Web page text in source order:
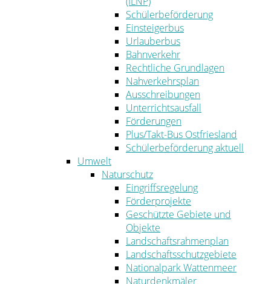
Schülerbeförderung
Einsteigerbus
Urlauberbus
Bahnverkehr
Rechtliche Grundlagen
Nahverkehrsplan
Ausschreibungen
Unterrichtsausfall
Förderungen
Plus/Takt-Bus Ostfriesland
Schülerbeförderung aktuell
Umwelt
Naturschutz
Eingriffsregelung
Förderprojekte
Geschützte Gebiete und
Objekte
Landschaftsrahmenplan
Landschaftsschutzgebiete
Nationalpark Wattenmeer
Naturdenkmäler